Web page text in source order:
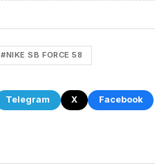
#NIKE SB FORCE 58
Telegram X
Facebook